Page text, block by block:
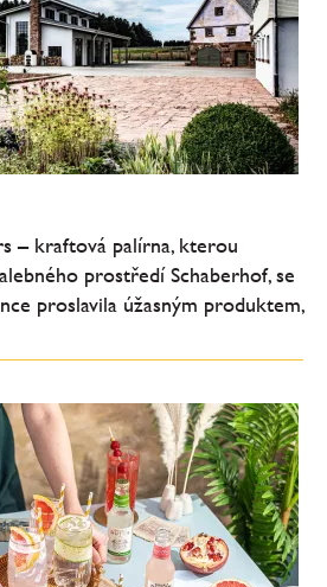
– kraftová palírna, kterou
prostředí Schaberhof, se
proslavila úžasným produktem,